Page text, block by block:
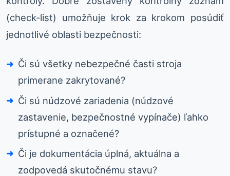
(check-list) umožňuje krok za krokom posúdiť
jednotlivé oblasti bezpečnosti:
Či sú všetky nebezpečné časti stroja
primerane zakrytované?
Či sú núdzové zariadenia (núdzové
zastavenie, bezpečnostné vypínače) ľahko
prístupné a označené?
Či je dokumentácia úplná, aktuálna a
zodpovedá skutočnému stavu?